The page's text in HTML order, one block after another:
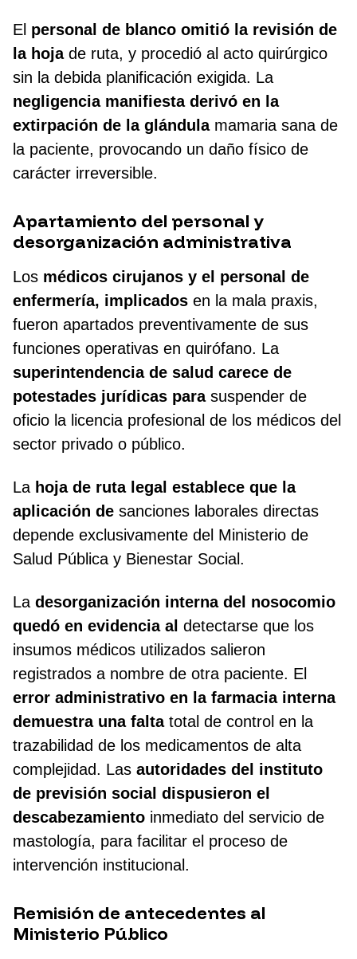
El personal de blanco omitió la revisión de
la hojade ruta, y procedió al acto quirúrgico
sin la debida planificación exigida. La
negligencia manifiesta derivó en la
extirpación de la glándulamamaria sana de
la paciente, provocando un daño físico de
carácter irreversible.
Apartamiento del personal y
desorganización administrativa
Los médicos cirujanos y el personal de
enfermería, implicados en la mala praxis,
fueron apartados preventivamente de sus
funciones operativas en quirófano. La
superintendencia de salud carece de
potestades jurídicas parasuspender de
oficio la licencia profesional de los médicos del
sector privado o público.
La hoja de ruta legal establece que la
aplicación de sanciones laborales directas
depende exclusivamente del Ministerio de
Salud Pública y Bienestar Social.
La desorganización interna del nosocomio
quedó en evidencia al detectarse que los
insumos médicos utilizados salieron
registrados a nombre de otra paciente. El
error administrativo en la farmacia interna
demuestra una faltatotal de control en la
trazabilidad de los medicamentos de alta
complejidad. Las autoridades del instituto
de previsión social dispusieron el
descabezamiento inmediato del servicio de
mastología, para facilitar el proceso de
intervención institucional.
Remisión de antecedentes al
Ministerio Público